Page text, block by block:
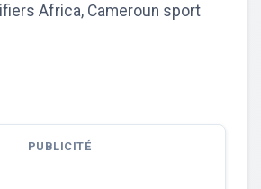
Africa, Cameroun sport
PUBLICITÉ